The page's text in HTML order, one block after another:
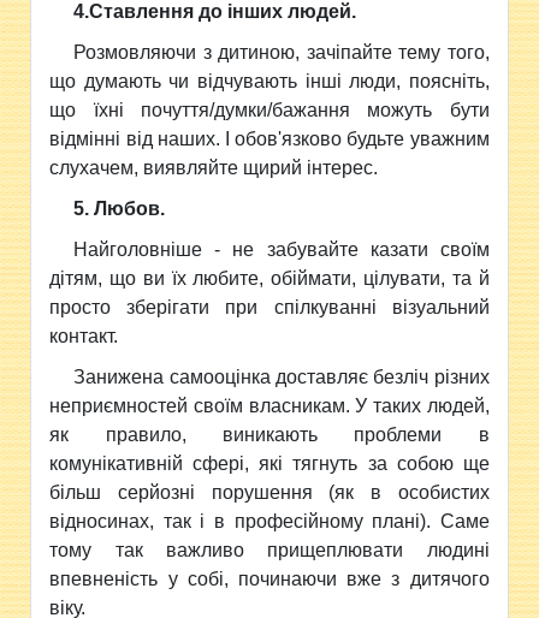
4.Ставлення до інших людей.
Розмовляючи з дитиною, зачіпайте тему того,
що думають чи відчувають інші люди, поясніть,
що їхні почуття/думки/бажання можуть бути
відмінні від наших. І обов'язково будьте уважним
слухачем, виявляйте щирий інтерес.
5. Любов.
Найголовніше - не забувайте казати своїм
дітям, що ви їх любите, обіймати, цілувати, та й
просто зберігати при спілкуванні візуальний
контакт.
Занижена самооцінка доставляє безліч різних
неприємностей своїм власникам. У таких людей,
як правило, виникають проблеми в
комунікативній сфері, які тягнуть за собою ще
більш серйозні порушення (як в особистих
відносинах, так і в професійному плані). Саме
тому так важливо прищеплювати людині
впевненість у собі, починаючи вже з дитячого
віку.